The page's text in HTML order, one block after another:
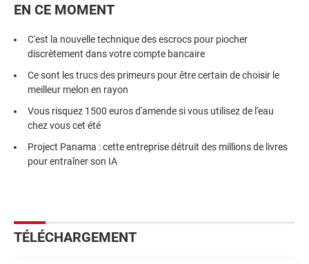
EN CE MOMENT
C'est la nouvelle technique des escrocs pour piocher
discrètement dans votre compte bancaire
Ce sont les trucs des primeurs pour être certain de choisir le
meilleur melon en rayon
Vous risquez 1500 euros d'amende si vous utilisez de l'eau
chez vous cet été
Project Panama : cette entreprise détruit des millions de livres
pour entraîner son IA
TÉLÉCHARGEMENT